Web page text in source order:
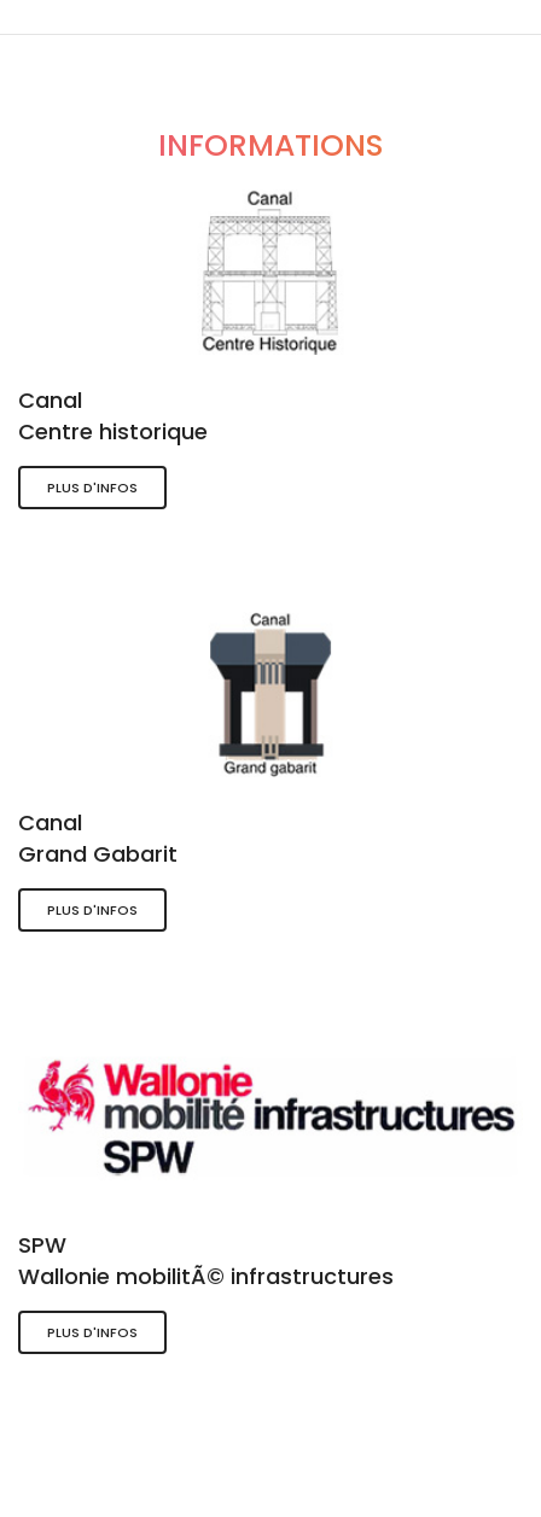
INFORMATIONS
Canal
Centre historique
PLUS D'INFOS
Canal
Grand Gabarit
PLUS D'INFOS
SPW
Wallonie mobilitÃ© infrastructures
PLUS D'INFOS